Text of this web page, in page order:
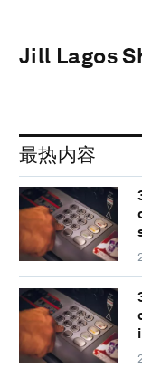
Jill Lagos
最热内容